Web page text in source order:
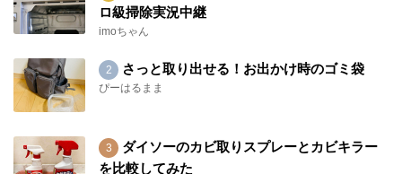
ロ級掃除実況中継
imoちゃん
さっと取り出せる！お出かけ時のゴミ袋
ぴーはるまま
ダイソーのカビ取りスプレーとカビキラー
を比較してみた